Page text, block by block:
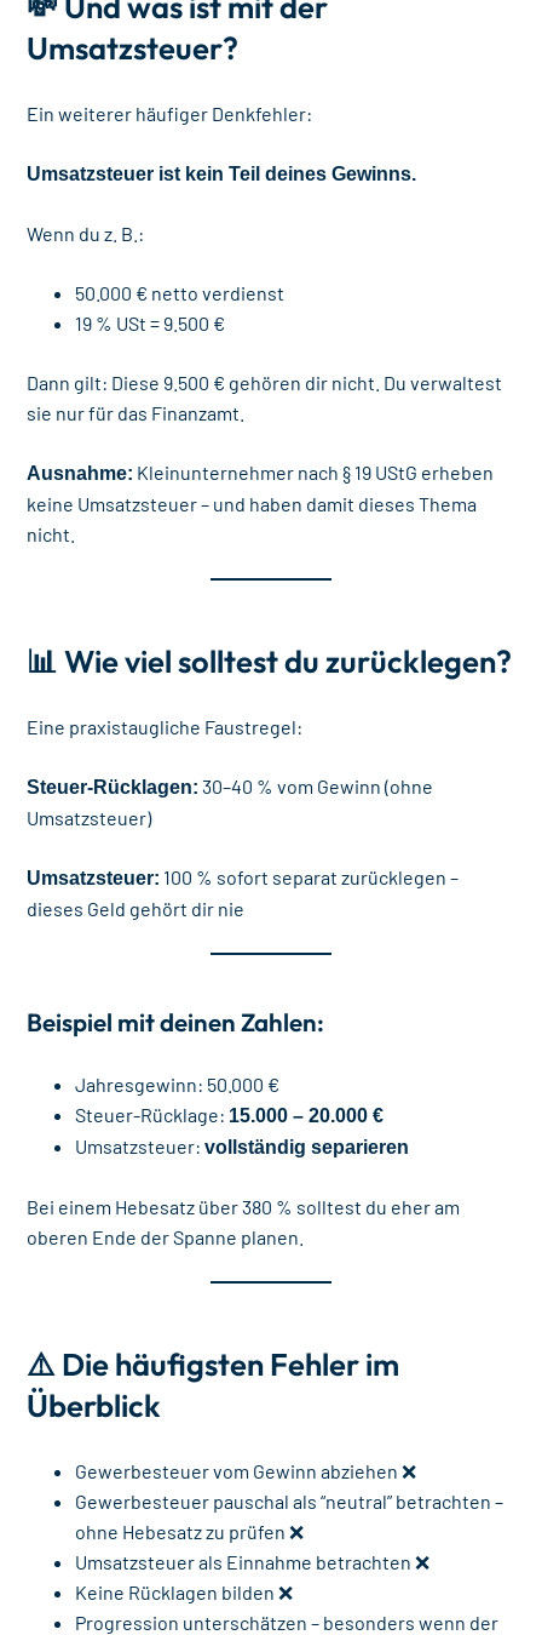
Umsatzsteuer?
Ein weiterer häufiger Denkfehler:
Umsatzsteuer ist kein Teil deines Gewinns.
Wenn du z. B.:
50.000 € netto verdienst
19 % USt = 9.500 €
Dann gilt: Diese 9.500 € gehören dir nicht. Du verwaltest
sie nur für das Finanzamt.
Ausnahme: Kleinunternehmer nach § 19 UStG erheben
keine Umsatzsteuer – und haben damit dieses Thema
nicht.
📊 Wie viel solltest du zurücklegen?
Eine praxistaugliche Faustregel:
Steuer-Rücklagen: 30–40 % vom Gewinn (ohne
Umsatzsteuer)
Umsatzsteuer: 100 % sofort separat zurücklegen –
dieses Geld gehört dir nie
Beispiel mit deinen Zahlen:
Jahresgewinn: 50.000 €
Steuer-Rücklage: 15.000 – 20.000 €
Umsatzsteuer:vollständig separieren
Bei einem Hebesatz über 380 % solltest du eher am
oberen Ende der Spanne planen.
⚠️ Die häufigsten Fehler im
Überblick
Gewerbesteuer vom Gewinn abziehen ❌
Gewerbesteuer pauschal als “neutral” betrachten –
ohne Hebesatz zu prüfen ❌
Umsatzsteuer als Einnahme betrachten ❌
Keine Rücklagen bilden ❌
Progression unterschätzen – besonders wenn der